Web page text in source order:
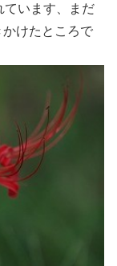
ています、まだ
けたところで